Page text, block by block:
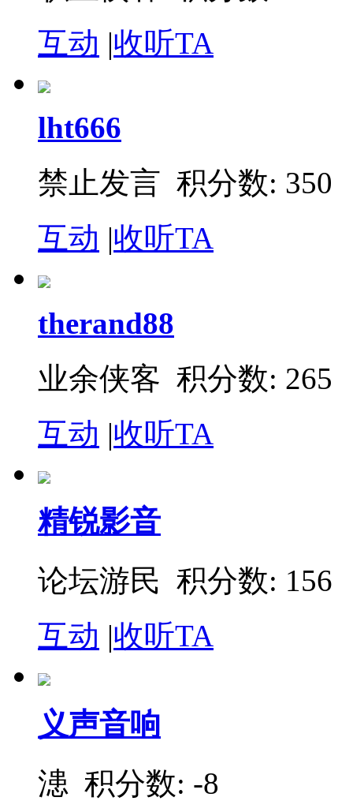
互动 |收听TA
lht666
禁止发言 积分数: 350
互动 |收听TA
therand88
业余侠客 积分数: 265
互动 |收听TA
精锐影音
论坛游民 积分数: 156
互动 |收听TA
义声音响
漶 积分数: -8